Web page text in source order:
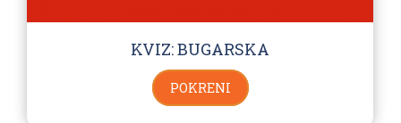
KVIZ: BUGARSKA
POKRENI